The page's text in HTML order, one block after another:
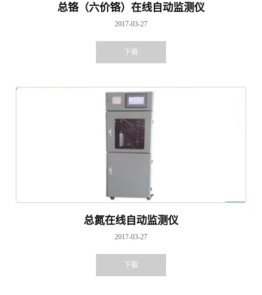
总铬（六价铬）在线自动监测仪
2017-03-27
下载
总氮在线自动监测仪
2017-03-27
下载